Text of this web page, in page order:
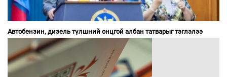
Автобензин, дизель түлшний онцгой албан татварыг тэглэлээ